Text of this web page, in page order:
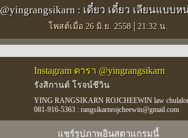
@yingrangsikarn : เดี๋ยว เดี๋ยว เลียนแบบ
โพสต์เมื่อ 26 มิ.ย. 2558 | 21:32 น.
Instagram ดารา @yingrangsikarn
รังสิกานต์ โรจน์ชีวิน
YING RANGSIKARN ROJCHEEWIN law
081-916-5363 : rangsikarnrojcheewin@gmail.com
แชร์รูปภาพอินสตาแกรมนี้